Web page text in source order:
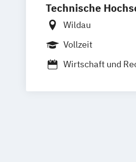
Personal und
Process
Technische
Wildau
Vollzeit
Wirtschaft und